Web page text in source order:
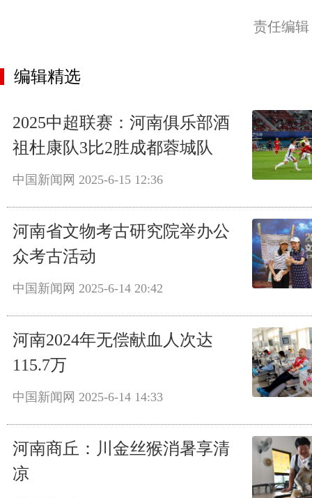
责任编
编辑精选
2025中超联赛：河南俱乐部酒
祖杜康队3比2胜成都蓉城队
中国新闻网 2025-6-15 12:36
河南省文物考古研究院举办公
众考古活动
中国新闻网 2025-6-14 20:42
河南2024年无偿献血人次达
115.7万
中国新闻网 2025-6-14 14:33
河南商丘：川金丝猴消暑享清
凉